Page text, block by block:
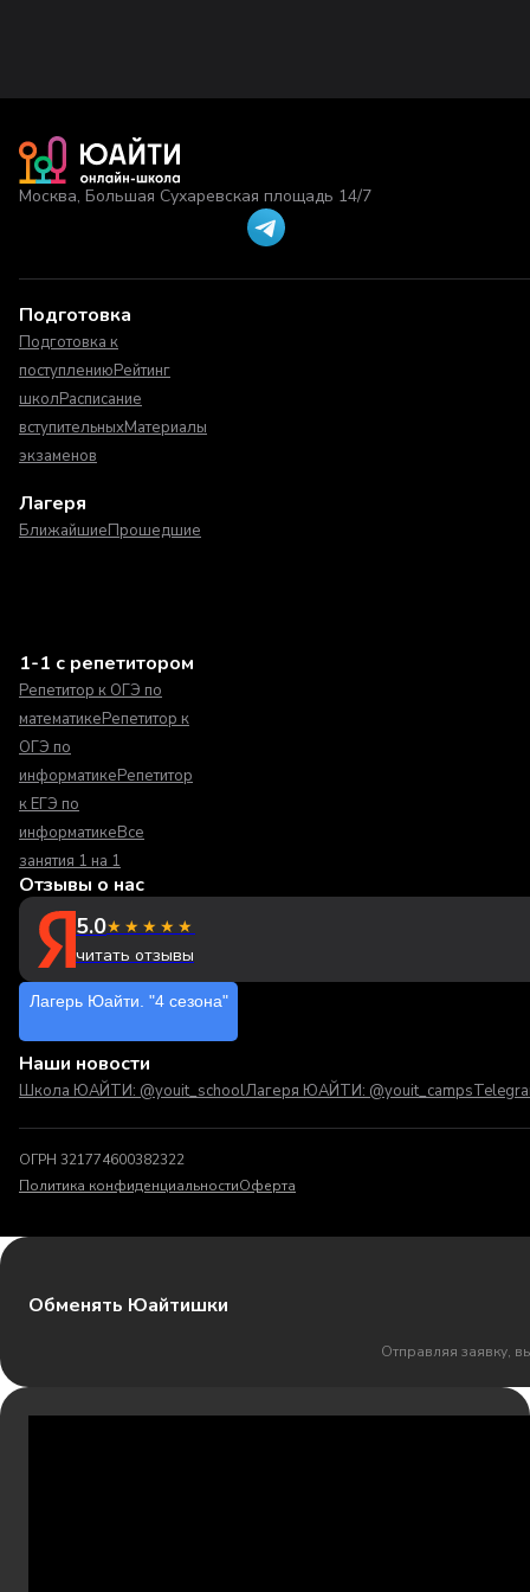
Москва, Большая Сухаревская площадь 14/7
Подготовка
Подготовка к
поступлениюРейтинг
школРасписание
вступительныхМатериалы
экзаменов
Лагеря
БлижайшиеПрошедшие
1-1 с репетитором
Репетитор к ОГЭ по
математикеРепетитор к
ОГЭ по
информатикеРепетитор
к ЕГЭ по
информатикеВсе
занятия 1 на 1
Отзывы о нас
5.0★★★★★
читать отзывы
Лагерь Юайти. "4 сезона"
Наши новости
Школа ЮАЙТИ: @youit_schoolЛагеря ЮАЙТИ: @youit_camps
ОГРН 321774600382322
Политика конфиденциальностиОферта
Обменять Юайтишки
Отправляя заявку,